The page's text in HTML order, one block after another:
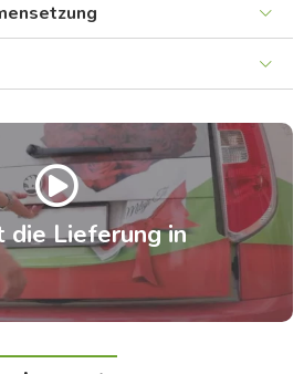
Lieferung in